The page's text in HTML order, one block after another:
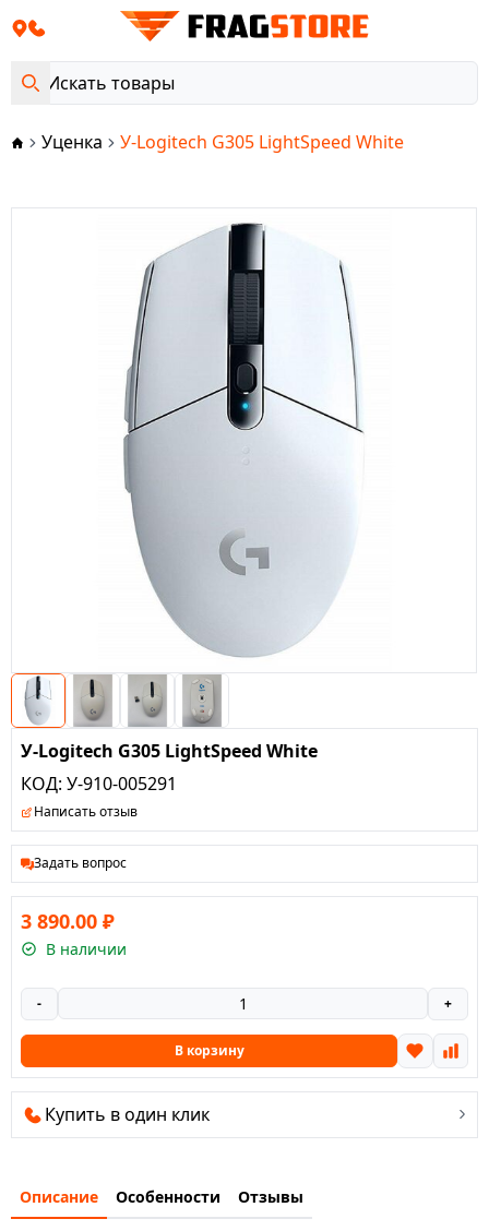
Уценка У-Logitech G305 LightSpeed White
У-Logitech G305 LightSpeed White
КОД: У-910-005291
Написать отзыв
Задать вопрос
3 890.00 ₽
В наличии
- +
В корзину
Купить в один клик
Описание Особенности Отзывы